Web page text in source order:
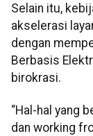
Selain itu,
akselerasi
dengan
Berbasis
birokrasi.
“Hal-hal yang
dan working